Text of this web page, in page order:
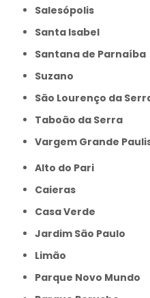
Salesópolis
Santa Isabel
Santana de Parnaíba
Suzano
São Lourenço da
Taboão da Serra
Vargem Grande
Alto do Pari
Caieras
Casa Verde
Jardim São Paulo
Limão
Parque Novo Mundo